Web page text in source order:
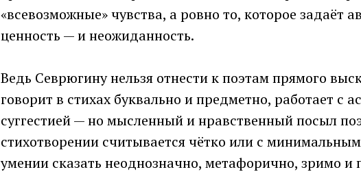
«всевозможные» чувства, а ровно то, которое задаёт
ценность — и неожиданность.
Ведь Севрюгину нельзя отнести к поэтам прямого
говорит в стихах буквально и предметно, работает с
суггестией — но мысленный и нравственный посыл
стихотворении считывается чётко или с
умении сказать неоднозначно, метафорично, зримо